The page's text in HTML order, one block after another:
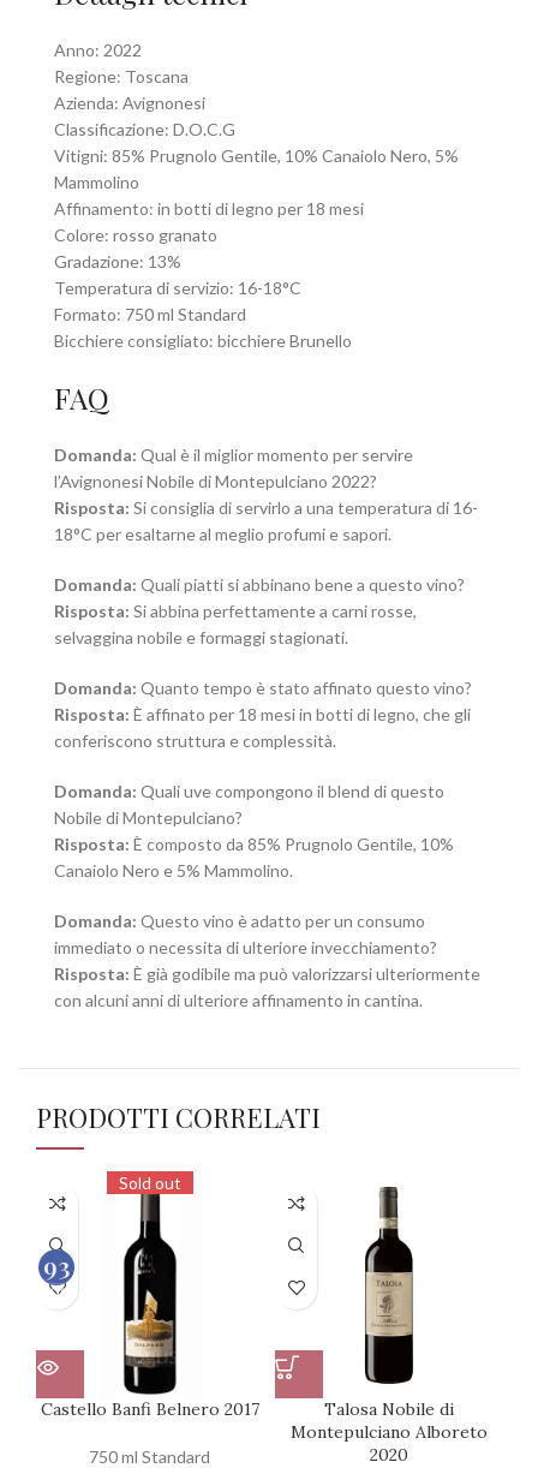
Anno: 2022
Regione: Toscana
Azienda: Avignonesi
Classificazione: D.O.C.G
Vitigni: 85% Prugnolo Gentile, 10% Canaiolo Nero, 5%
Mammolino
Affinamento: in botti di legno per 18 mesi
Colore: rosso granato
Gradazione: 13%
Temperatura di servizio: 16-18°C
Formato: 750 ml Standard
Bicchiere consigliato: bicchiere Brunello
FAQ
Domanda: Qual è il miglior momento per servire
l’Avignonesi Nobile di Montepulciano 2022?
Risposta: Si consiglia di servirlo a una temperatura di 16-
18°C per esaltarne al meglio profumi e sapori.
Domanda: Quali piatti si abbinano bene a questo vino?
Risposta: Si abbina perfettamente a carni rosse,
selvaggina nobile e formaggi stagionati.
Domanda: Quanto tempo è stato affinato questo vino?
Risposta: È affinato per 18 mesi in botti di legno, che gli
conferiscono struttura e complessità.
Domanda: Quali uve compongono il blend di questo
Nobile di Montepulciano?
Risposta: È composto da 85% Prugnolo Gentile, 10%
Canaiolo Nero e 5% Mammolino.
Domanda: Questo vino è adatto per un consumo
immediato o necessita di ulteriore invecchiamento?
Risposta: È già godibile ma può valorizzarsi ulteriormente
con alcuni anni di ulteriore affinamento in cantina.
PRODOTTI CORRELATI
93
100
Sold out
Castello Banfi Belnero 2017
750 ml Standard
Talosa Nobile di
Montepulciano Alboreto
2020